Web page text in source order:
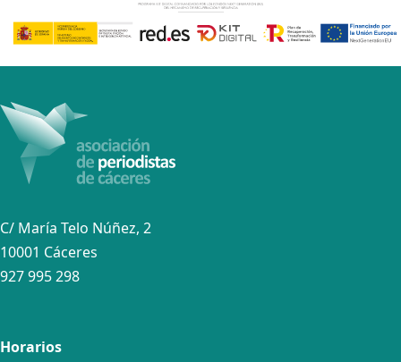
C/ María Telo Núñez, 2
10001 Cáceres
927 995 298
Horarios